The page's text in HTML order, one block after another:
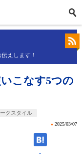
えします！
こなす5つの
クスタイル
» 2025/03/07
-